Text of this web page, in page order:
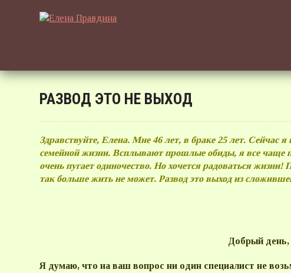
РАЗВОД ЭТО НЕ ВЫХОД
Здравствуйте, Елена. Мне 46 лет, в браке 25 лет. Сейчас я
семейной жизни. Всплывают прошлые обиды, я все чаще
очень пугает одиночество. Но хочется радоваться жизни!
так больше жить не может. Развод это
Добрый
Я думаю, что на ваш вопрос ни один специалист не